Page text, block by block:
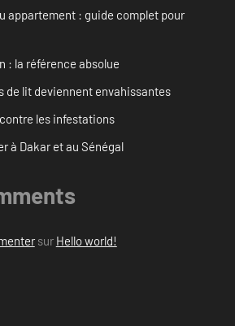
appartement : guide complet pour
: la référence absolue
de lit deviennent envahissantes
les infestations
à Dakar et au Sénégal
sur Hello world!